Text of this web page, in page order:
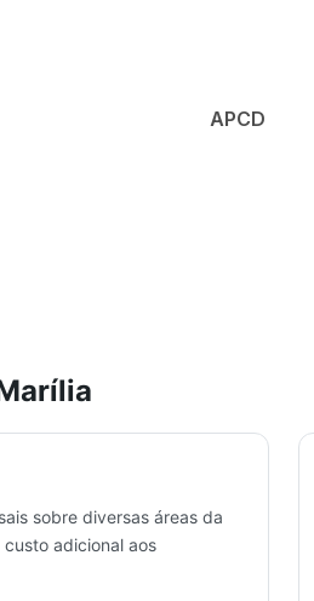
APCD
sobre diversas áreas da
adicional aos